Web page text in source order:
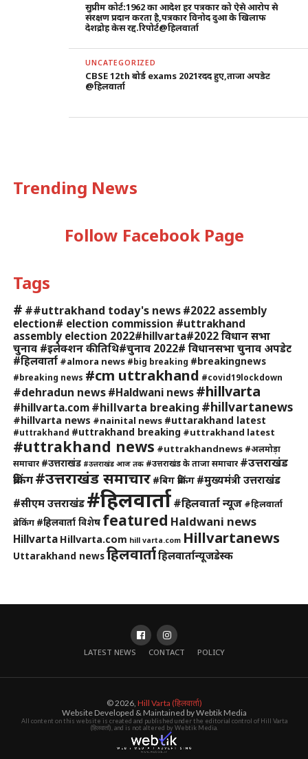
सुप्रीम कोर्ट:1962 का आदेश हर पत्रकार को ऐसे आरोप से
संरक्षण प्रदान करता है,पत्रकार विनोद दुआ के खिलाफ
देशद्रोह केस रद्द.रिपोर्ट@हिलवार्ता
UNCATEGORIZED
CBSE 12th बोर्ड exams 2021रदद हुए,ताजा अपडेट
@हिलवार्ता
Trending News
Follow Facebook Page
Tags
# ##uttrakhand today's news #2022 assembly
election# election commission #uttrakhand
assembly election 2022#hillvarta#2022 विधान सभा
चुनाव #इलेक्शन की तिथि#चुनाव 2022# विधानसभा चुनाव अपडेट
#हिलवार्ता #almora news #big breaking #breakingnews
#breaking news #cm uttrakhand #covid19lockdown
#dehradun news #Haldwani news #hillvarta
#hillvarta.com #hillvarta breaking #hillvartanews
#hillvarta news #nainital news #uttarakhand latest
#uttrakhand #uttrakhand breaking #uttrakhand latest
#uttrakhand news #uttrakhandnews #अलमोड़ा
समाचार #उत्तराखंड #उत्तराखंड आज तक #उत्तराखंड के ताजा समाचार #उत्तराखंड
ब्रेकिंग#उत्तराखंड समाचार #बिग ब्रेकिंग #मुख्यमंत्री उत्तराखंड
#सीएम उत्तराखंड #हिलवार्ता#हिलवार्ता न्यूज #हिलवार्ता
ब्रेकिंग #हिलवार्ता विशेष featured Haldwani news
Hillvarta Hillvarta.com hill varta.com Hillvartanews
Uttarakhand newsहिलवार्ताहिलवार्तान्यूजडेस्क
LATEST NEWS CONTACT POLICY
© 2026, Hill Varta (हिलवार्ता)
Website Developed & Maintained by Webtik Media
All content on this website is created and published under the editorial control of Hill Varta
(हिलवार्ता), and is not altered by Webtik Media.